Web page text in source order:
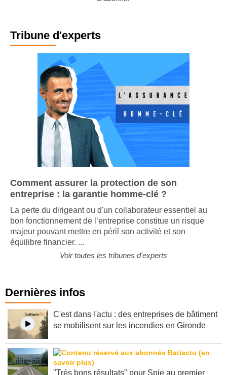
Tribune d'experts
Comment assurer la protection de son
entreprise : la garantie homme-clé ?
La perte du dirigeant ou d'un collaborateur essentiel au
bon fonctionnement de l’entreprise constitue un risque
majeur pouvant mettre en péril son activité et son
Dernières infos
C'est dans l'actu : des entreprises de bâtiment